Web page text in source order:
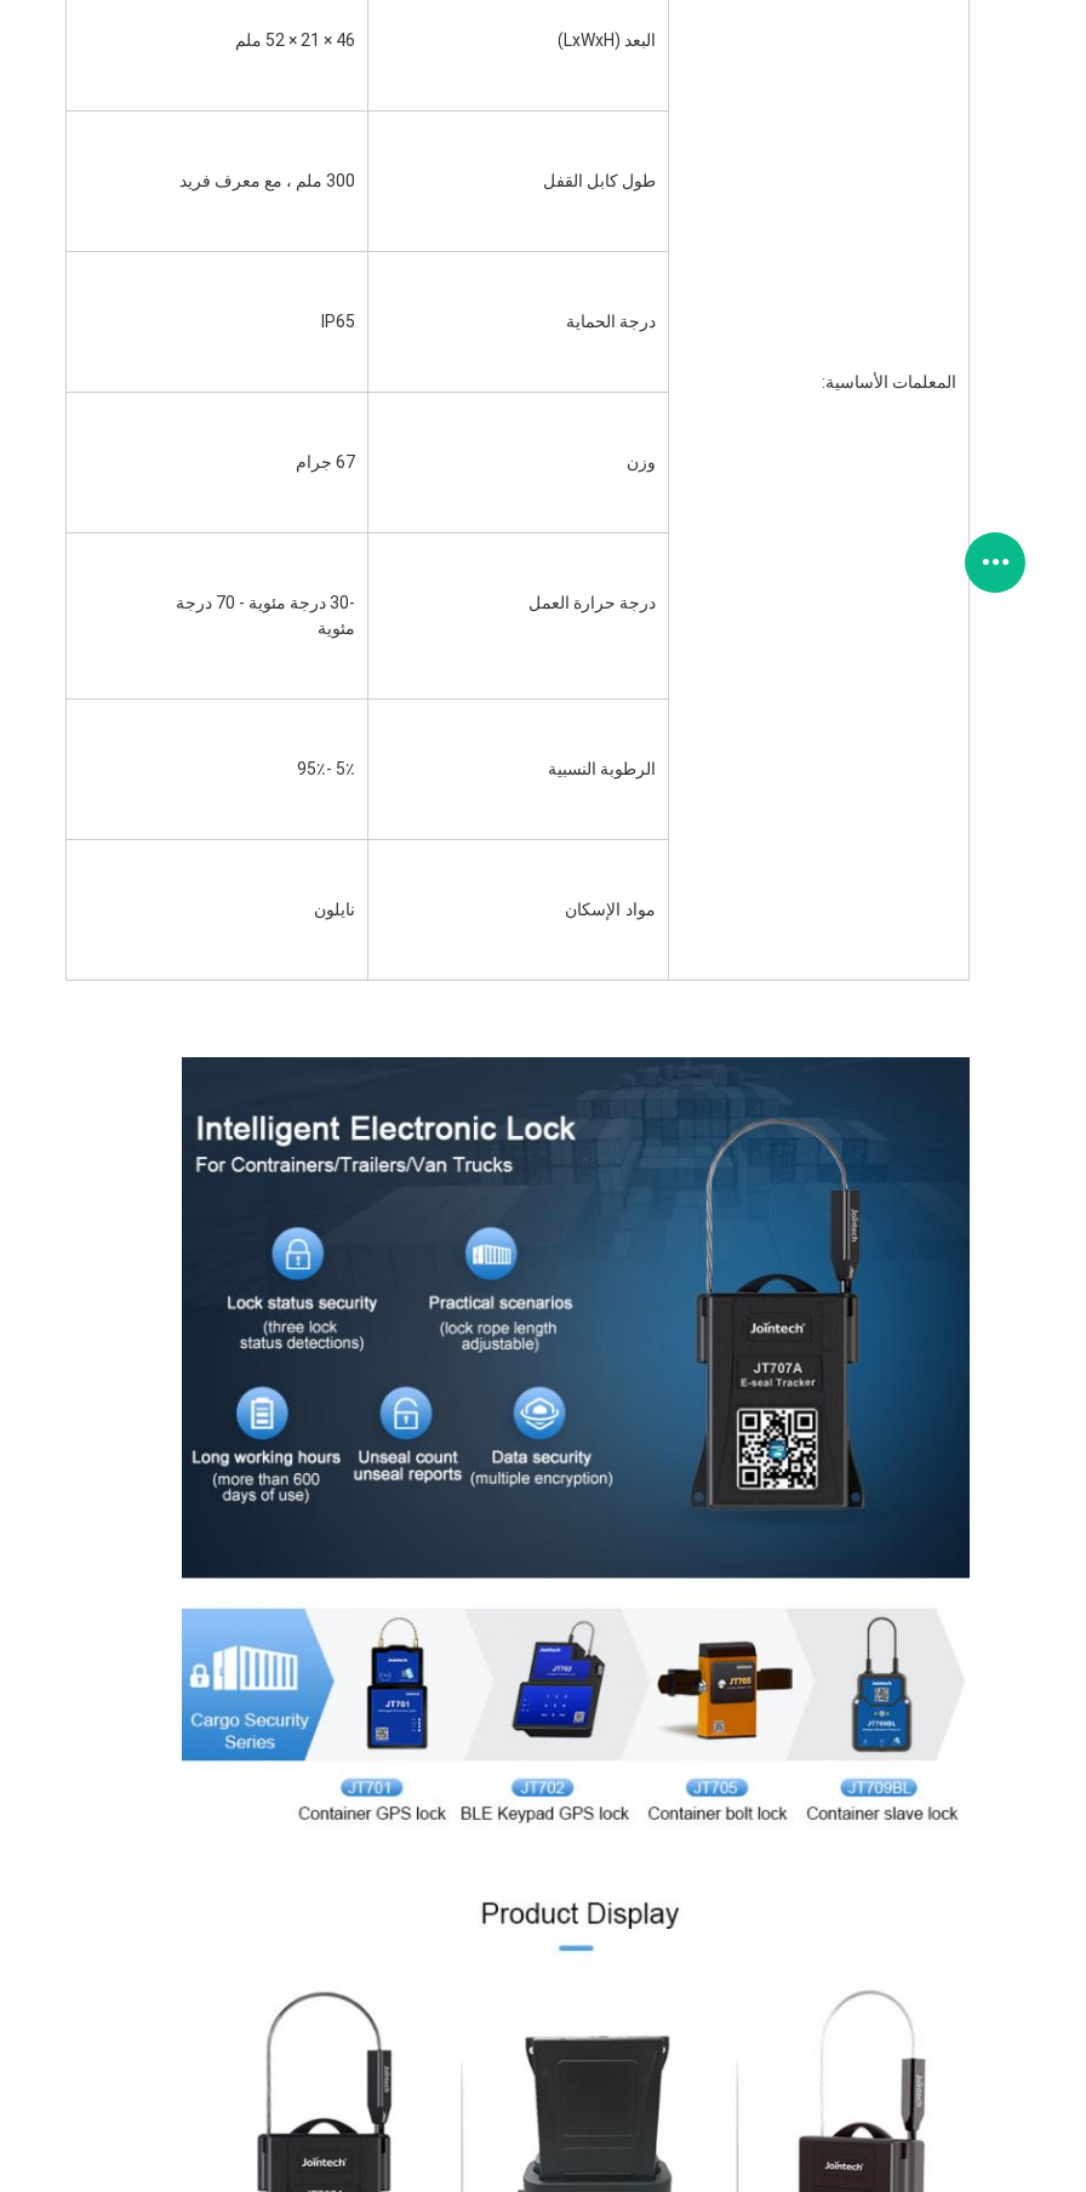
المعلمات الأساسية:
البعد (LxWxH) 46 × 21 × 52 ملم
طول كابل القفل 300 ملم ، مع معرف فريد
درجة الحماية IP65
وزن 67 جرام
درجة حرارة العمل
مئوية
الرطوبة النسبية 5٪ -95٪
مواد الإسكان نايلون